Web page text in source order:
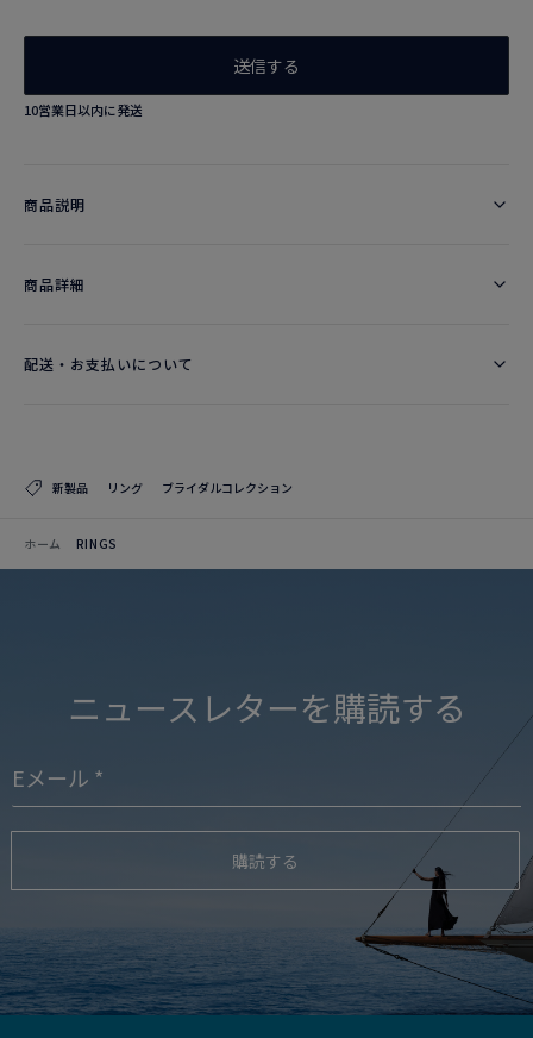
送信する
10営業日以内に発送
商品説明
商品詳細
配送・お支払いについて
新製品 リング ブライダルコレクション
ホーム RINGS
ニュースレターを購読する
購読する